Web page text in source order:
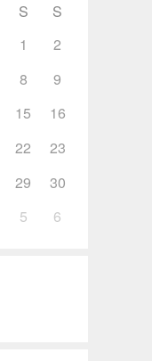
S
S
1
2
8
9
15
16
22
23
29
30
5 6